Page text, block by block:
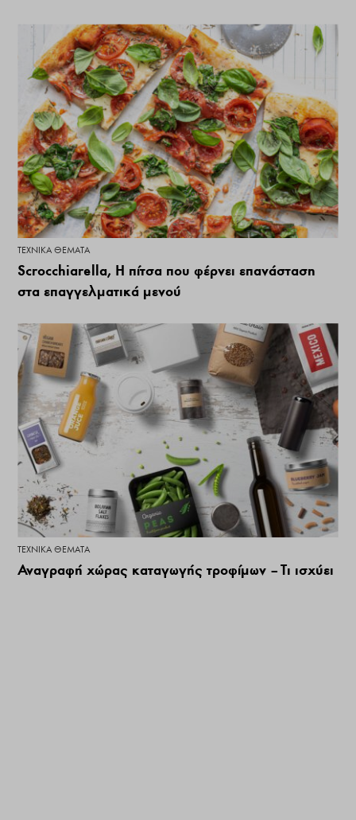
ΤΕΧΝΙΚΆ ΘΈΜΑΤΑ
Scrocchiarella, Η πίτσα που φέρνει επανάσταση
στα επαγγελματικά μενού
ΤΕΧΝΙΚΆ ΘΈΜΑΤΑ
Αναγραφή χώρας καταγωγής τροφίμων – Τι ισχύει